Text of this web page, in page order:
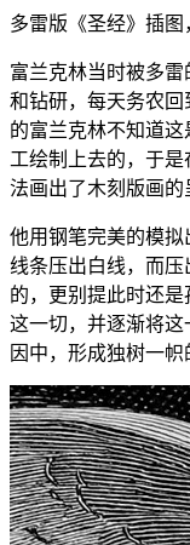
多雷版《圣经》插图
富兰克林当时被多
和钻研，每天务农
的富兰克林不知道
工绘制上去的，于
法画出了木刻版画
他用钢笔完美的模
线条压出白线，而
的，更别提此时还
这一切，并逐渐将
因中，形成独树一帜